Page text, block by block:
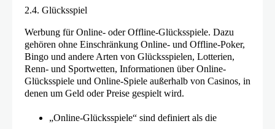
2.4. Glücksspiel
Werbung für Online- oder Offline-Glücksspiele. Dazu
gehören ohne Einschränkung Online- und Offline-Poker,
Bingo und andere Arten von Glücksspielen, Lotterien,
Renn- und Sportwetten, Informationen über Online-
Glücksspiele und Online-Spiele außerhalb von Casinos, in
denen um Geld oder Preise gespielt wird.
„Online-Glücksspiele“ sind definiert als die